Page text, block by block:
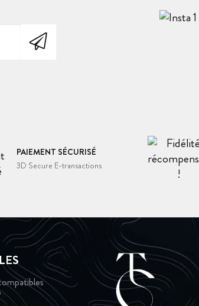
PAIEMENT SÉCURISÉ
3D Secure E-transactions